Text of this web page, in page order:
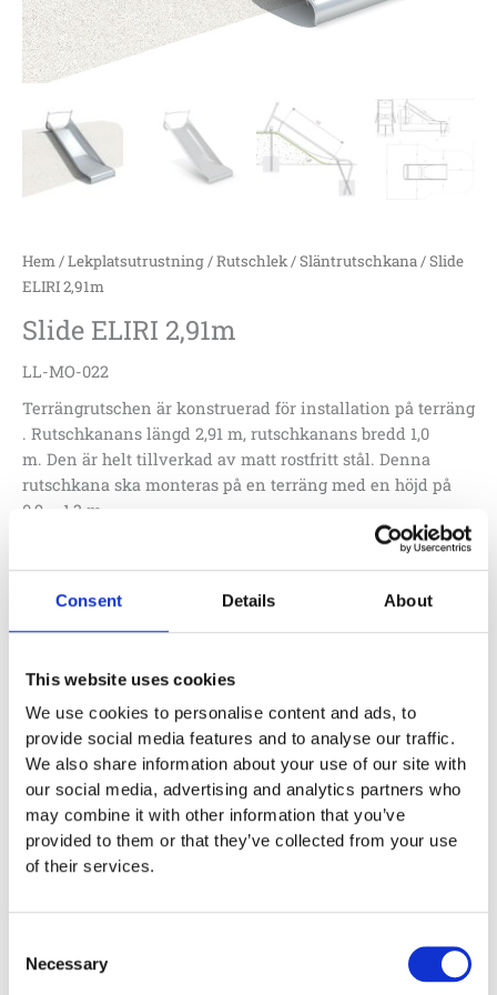
Consent Details About
This website uses cookies
We use cookies to personalise content and ads, to
provide social media features and to analyse our traffic.
We also share information about your use of our site with
our social media, advertising and analytics partners who
may combine it with other information that you’ve
provided to them or that they’ve collected from your use
of their services.
Selection
Necessary
Hem/Lekplatsutrustning/Rutschlek/Släntrutschkana/ Slide
ELIRI 2,91m
Slide ELIRI 2,91m
LL-MO-022
Terrängrutschen är konstruerad för installation på terräng
. Rutschkanans längd 2,91 m, rutschkanans bredd 1,0
m. Den är helt tillverkad av matt rostfritt stål. Denna
rutschkana ska monteras på en terräng med en höjd på
0,9 – 1,3 m .
Specifikationer
2,91 x 1,11 x 0,93 m
2 x 1,5 m
Material